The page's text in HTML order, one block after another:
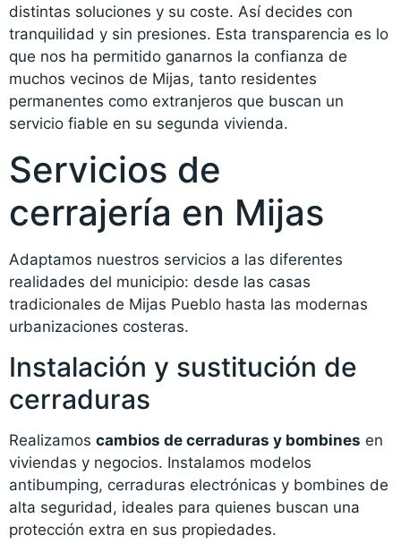
distintas soluciones y su coste. Así decides con
tranquilidad y sin presiones. Esta transparencia es lo
que nos ha permitido ganarnos la confianza de
muchos vecinos de Mijas, tanto residentes
permanentes como extranjeros que buscan un
servicio fiable en su segunda vivienda.
Servicios de
cerrajería en Mijas
Adaptamos nuestros servicios a las diferentes
realidades del municipio: desde las casas
tradicionales de Mijas Pueblo hasta las modernas
urbanizaciones costeras.
Instalación y sustitución de
cerraduras
Realizamos cambios de cerraduras y bombines en
viviendas y negocios. Instalamos modelos
antibumping, cerraduras electrónicas y bombines de
alta seguridad, ideales para quienes buscan una
protección extra en sus propiedades.